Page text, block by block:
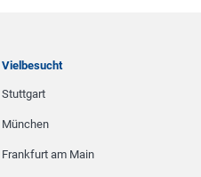
Vielbesucht
Stuttgart
München
Frankfurt am Main